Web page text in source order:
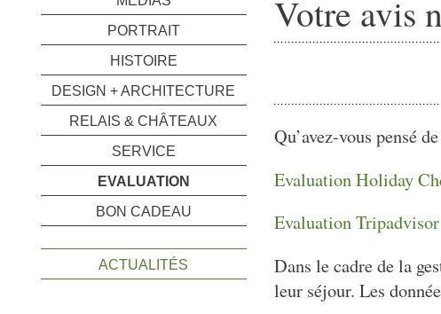
PORTRAIT
HISTOIRE
DESIGN + ARCHITECTURE
RELAIS & CHÂTEAUX
SERVICE
EVALUATION
BON CADEAU
ACTUALITÉS
Votre avis
Qu’avez-vous pensé
Evaluation Holiday
Evaluation Tripadvisor
Dans le cadre de la
leur séjour. Les